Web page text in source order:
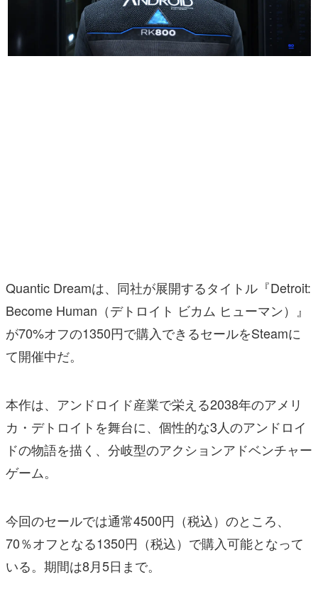
なんでゲームは面白い？
ゲーム開発者・hamatsu氏がゲームの魅力を画面や操作の
具体的な形から解き明かしていく、硬派で骨太な評論連載
です。
その他
電ファミニコゲーマーとは？
運営：株式会社マレ
Quantic Dreamは、同社が展開するタイトル『Detroit:
Become Human（デトロイト ビカム ヒューマン）』
が70%オフの1350円で購入できるセールをSteamに
て開催中だ。
本作は、アンドロイド産業で栄える2038年のアメリ
カ・デトロイトを舞台に、個性的な3人のアンドロイ
ドの物語を描く、分岐型のアクションアドベンチャー
ゲーム。
今回のセールでは通常4500円（税込）のところ、
70％オフとなる1350円（税込）で購入可能となって
いる。期間は8月5日まで。